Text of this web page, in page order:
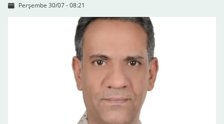
Perşembe 30/07 - 08:21